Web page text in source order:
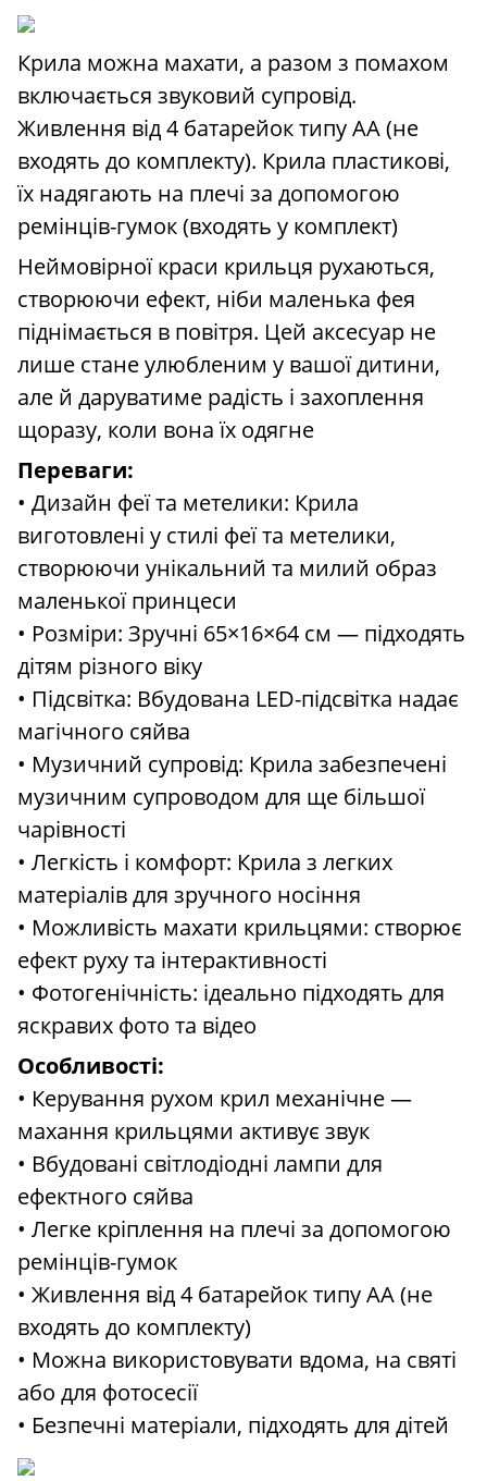
Крила можна махати, а разом з помахом
включається звуковий супровід.
Живлення від 4 батарейок типу АА (не
входять до комплекту). Крила пластикові,
їх надягають на плечі за допомогою
ремінців-гумок (входять у комплект)
Неймовірної краси крильця рухаються,
створюючи ефект, ніби маленька фея
піднімається в повітря. Цей аксесуар не
лише стане улюбленим у вашої дитини,
але й даруватиме радість і захоплення
щоразу, коли вона їх одягне
Переваги:
• Дизайн феї та метелики: Крила
виготовлені у стилі феї та метелики,
створюючи унікальний та милий образ
маленької принцеси
• Розміри: Зручні 65×16×64 см — підходять
дітям різного віку
• Підсвітка: Вбудована LED-підсвітка надає
магічного сяйва
• Музичний супровід: Крила забезпечені
музичним супроводом для ще більшої
чарівності
• Легкість і комфорт: Крила з легких
матеріалів для зручного носіння
• Можливість махати крильцями: створює
ефект руху та інтерактивності
• Фотогенічність: ідеально підходять для
яскравих фото та відео
Особливості:
• Керування рухом крил механічне —
махання крильцями активує звук
• Вбудовані світлодіодні лампи для
ефектного сяйва
• Легке кріплення на плечі за допомогою
ремінців-гумок
• Живлення від 4 батарейок типу АА (не
входять до комплекту)
• Можна використовувати вдома, на святі
або для фотосесії
• Безпечні матеріали, підходять для дітей